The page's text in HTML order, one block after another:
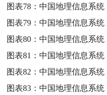
图表78：中国地理信息系
图表79：中国地理信息系
图表80：中国地理信息系
图表81：中国地理信息系
图表82：中国地理信息系
图表83：中国地理信息系统